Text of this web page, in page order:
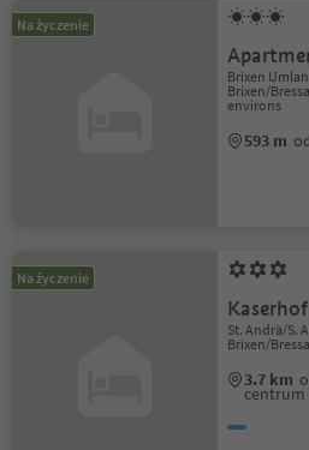
Na życzenie
Brixen
Brixen/
environs
593 m
Na życzenie
Kaserhof
St. Andrä/S.
Brixen/
3.7 km
centrum